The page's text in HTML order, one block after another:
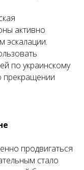
активно
эскалации.
по украинскому
прекращении
продвигаться
стало